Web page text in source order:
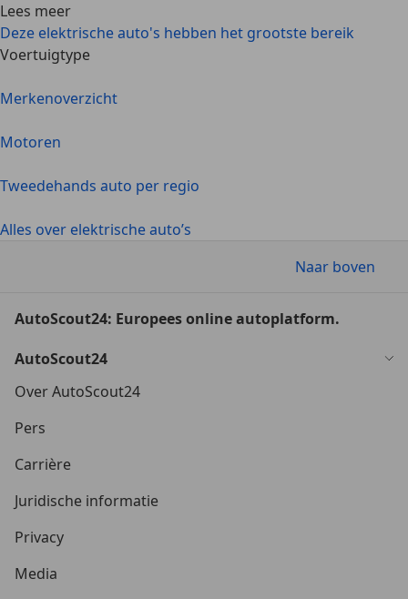
Lees meer
Deze elektrische auto's hebben het grootste bereik
Voertuigtype
Merkenoverzicht
Motoren
Tweedehands auto per regio
Alles over elektrische auto’s
Naar boven
AutoScout24: Europees online autoplatform.
AutoScout24
Over AutoScout24
Pers
Carrière
Juridische informatie
Privacy
Media